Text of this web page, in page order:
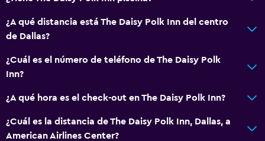
¿A qué distancia está The Daisy Polk Inn del centro
de Dallas?
¿Cuál es el número de teléfono de The Daisy Polk
Inn?
¿A qué hora es el check-out en The Daisy Polk Inn?
¿Cuál es la distancia de The Daisy Polk Inn, Dallas, a
American Airlines Center?